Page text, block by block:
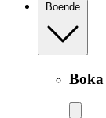
Boende
Boka